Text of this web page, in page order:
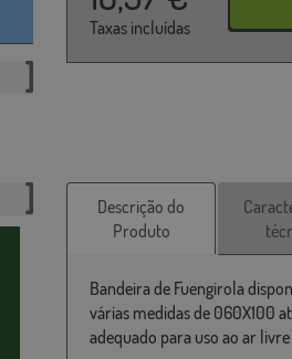
Taxas incluídas
Descrição do
Produto
Bandeira de Fuengirola
várias medidas de 060X100
adequado para uso ao ar livre